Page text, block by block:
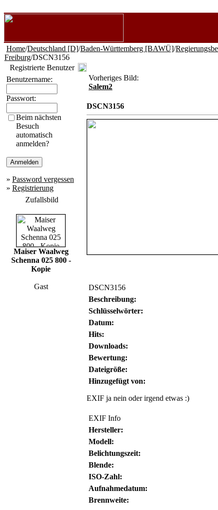
Home/Deutschland [D]/Baden-Württemberg [BAWÜ]/
Freiburg/DSCN3156
Registrierte Benutzer
Benutzername:
Passwort:
Beim nächsten
Besuch
automatisch
anmelden?
» Password vergessen
» Registrierung
Zufallsbild
Maiser Waalweg
Schenna 025 800 -
Kopie
Gast
Vorheriges Bild:
Salem2
DSCN3156
DSCN3156
Beschreibung:
Schlüsselwörter:
Datum:
Hits:
Downloads:
Bewertung:
Dateigröße:
Hinzugefügt von:
EXIF ja nein oder irgend etwas :)
EXIF Info
Hersteller:
Modell:
Belichtungszeit:
Blende:
ISO-Zahl:
Aufnahmedatum:
Brennweite: